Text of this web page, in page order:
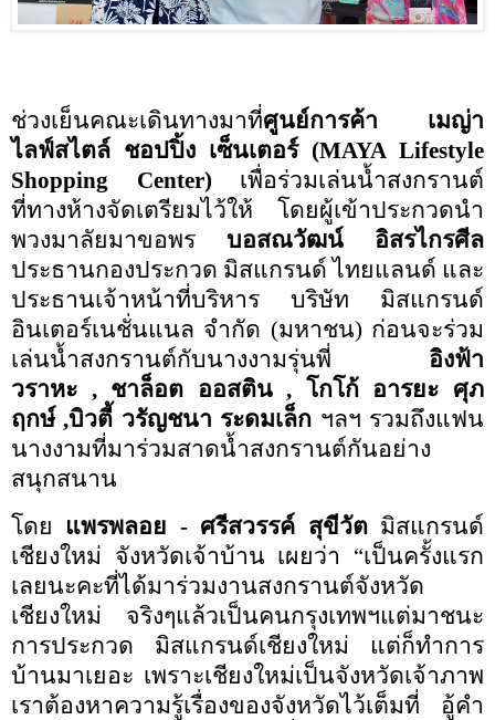
ช่วงเย็นคณะเดินทางมาที่ศูนย์การค้า เมญ่า
ไลฟ์สไตล์ ชอปปิ้ง เซ็นเตอร์ (MAYA Lifestyle
Shopping Center)
เพื่อร่วมเล่นน้ำสงกรานต์
ที่ทางห้างจัดเตรียมไว้ให้ โดยผู้เข้าประกวดนำ
พวงมาลัยมาขอพร บอสณวัฒน์ อิสรไกรศีล
ประธานกองประกวด มิสแกรนด์ ไทยแลนด์ และ
ประธานเจ้าหน้าที่บริหาร บริษัท มิสแกรนด์
อินเตอร์เนชั่นแนล จำกัด (มหาชน) ก่อนจะร่วม
เล่นน้ำสงกรานต์กับนางงามรุ่นพี่ อิงฟ้า
วราหะ , ชาล็อต ออสติน, โกโก้ อารยะ ศุภ
ฤกษ์ ,บิวตี้ วรัญชนา ระดมเล็ก ฯลฯ รวมถึงแฟน
นางงามที่มาร่วมสาดน้ำสงกรานต์กันอย่าง
สนุกสนาน
โดย แพรพลอย - ศรีสวรรค์ สุขีวัตมิสแกรนด์
เชียงใหม่ จังหวัดเจ้าบ้าน เผยว่า “เป็นครั้งแรก
เลยนะคะที่ได้มาร่วมงานสงกรานต์จังหวัด
เชียงใหม่ จริงๆแล้วเป็นคนกรุงเทพฯแต่มาชนะ
การประกวด มิสแกรนด์เชียงใหม่ แต่ก็ทำการ
บ้านมาเยอะ เพราะเชียงใหม่เป็นจังหวัดเจ้าภาพ
เราต้องหาความรู้เรื่องของจังหวัดไว้เต็มที่ อู้คำ